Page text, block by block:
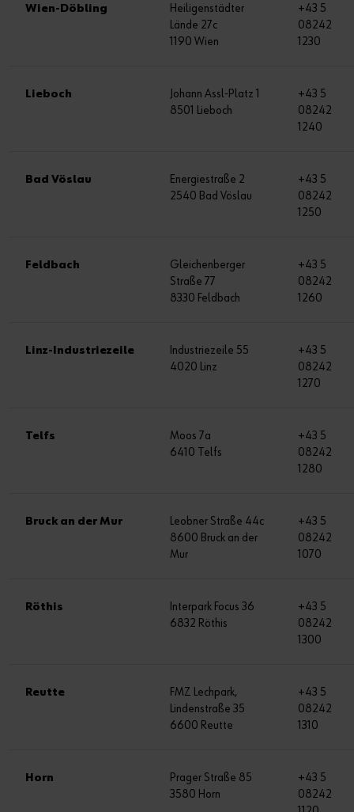
Wien-Döbling
Heiligenstädter
Lände 27c
1190 Wien
+43 5
08242
1230
Lieboch
Johann Assl-Platz 1
8501 Lieboch
+43 5
08242
1240
Bad Vöslau
Energiestraße 2
2540 Bad Vöslau
+43 5
08242
1250
Feldbach
Gleichenberger
Straße 77
8330 Feldbach
+43 5
08242
1260
Linz-Industriezeile
Industriezeile 55
4020 Linz
+43 5
08242
1270
Telfs
Moos 7a
6410 Telfs
+43 5
08242
1280
Bruck an der Mur
Leobner Straße 44c
8600 Bruck an der
Mur
+43 5
08242
1070
Röthis
Interpark Focus 36
6832 Röthis
+43 5
08242
1300
Reutte
FMZ Lechpark,
Lindenstraße 35
6600 Reutte
+43 5
08242
1310
Horn
Prager Straße 85
3580 Horn
+43 5
08242